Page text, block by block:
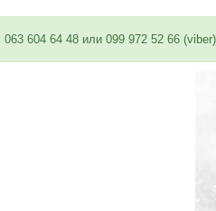
063 604 64 48 или 099 972 52 66 (viber)